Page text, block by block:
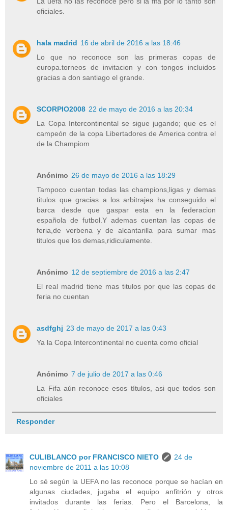
oficiales.
hala madrid 16 de abril de 2016 a las 18:46
Lo que no reconoce son las primeras copas de
europa.torneos de invitacion y con tongos incluidos
gracias a don santiago el grande.
SCORPIO2008 22 de mayo de 2016 a las 20:34
La Copa Intercontinental se sigue jugando; que es el
campeón de la copa Libertadores de America contra el
de la Champiom
Anónimo 26 de mayo de 2016 a las 18:29
Tampoco cuentan todas las champions,ligas y demas
titulos que gracias a los arbitrajes ha conseguido el
barca desde que gaspar esta en la federacion
española de futbol.Y ademas cuentan las copas de
feria,de verbena y de alcantarilla para sumar mas
titulos que los demas,ridiculamente.
Anónimo 12 de septiembre de 2016 a las 2:47
El real madrid tiene mas titulos por que las copas de
feria no cuentan
asdfghj 23 de mayo de 2017 a las 0:43
Ya la Copa Intercontinental no cuenta como oficial
Anónimo 7 de julio de 2017 a las 0:46
La Fifa aún reconoce esos títulos, asi que todos son
oficiales
Responder
CULIBLANCO por FRANCISCO NIETO
24 de
noviembre de 2011 a las 10:08
Lo sé según la UEFA no las reconoce porque se hacían en
algunas ciudades, jugaba el equipo anfitrión y otros
invitados durante las ferias. Pero el Barcelona, la